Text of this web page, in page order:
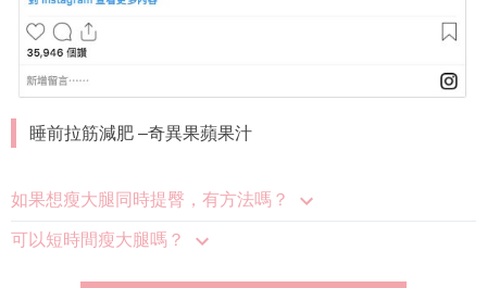
睡前拉筋減肥 –奇異果蘋果汁
如果想瘦大腿同時提臀，有方法嗎？
可以短時間瘦大腿嗎？